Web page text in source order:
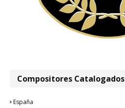
Compositores Catalogados
España